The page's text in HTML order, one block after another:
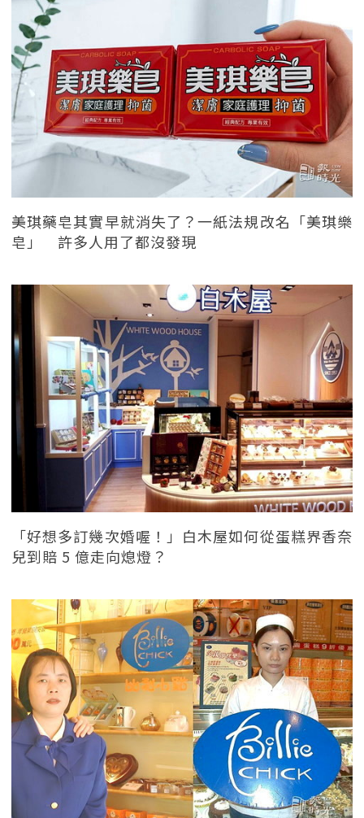
美琪藥皂其實早就消失了？一紙法規改名「美琪樂
皂」 許多人用了都沒發現
「好想多訂幾次婚喔！」白木屋如何從蛋糕界香奈
兒到賠 5 億走向熄燈？